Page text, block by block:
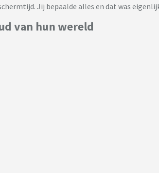
Jij bepaalde alles en dat was
van hun wereld